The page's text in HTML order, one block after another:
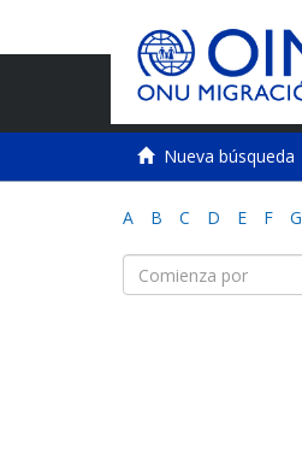
Nueva búsqueda
A B C D E F G